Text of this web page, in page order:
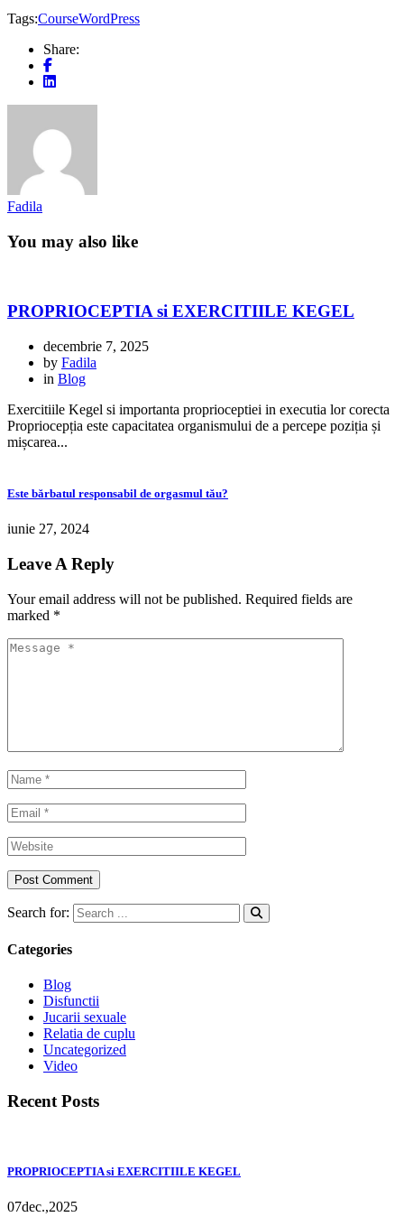
Tags:CourseWordPress
Share:
Fadila
You may also like
PROPRIOCEPTIA si EXERCITIILE KEGEL
decembrie 7, 2025
by Fadila
in Blog
Exercitiile Kegel si importanta proprioceptiei in executia lor corecta
Propriocepția este capacitatea organismului de a percepe poziția și
mișcarea...
Este bărbatul responsabil de orgasmul tău?
iunie 27, 2024
Leave A Reply
Your email address will not be published. Required fields are
marked *
Search for:
Categories
Blog
Disfunctii
Jucarii sexuale
Relatia de cuplu
Uncategorized
Video
Recent Posts
PROPRIOCEPTIA si EXERCITIILE KEGEL
07dec.,2025